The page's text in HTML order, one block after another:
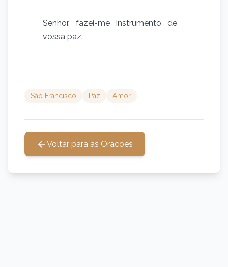
Senhor, fazei-me instrumento de
vossa paz.
Sao Francisco Paz Amor
Voltar para as Oracoes